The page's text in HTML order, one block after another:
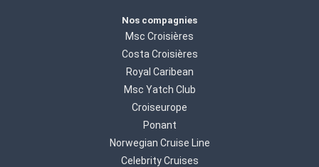
Nos compagnies
Msc Croisières
Costa Croisières
Royal Caribean
Msc Yatch Club
Croiseurope
Ponant
Norwegian Cruise Line
Celebrity Cruises